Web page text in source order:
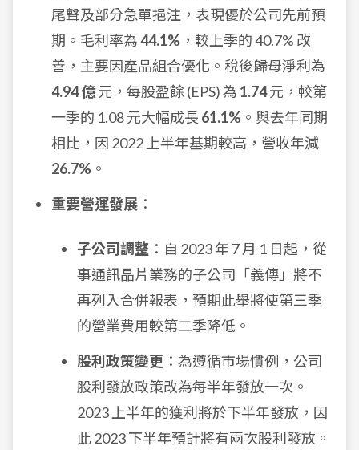
尾聲及部分急單挹注，表現優於公司先前預
期。毛利率為44.1% ，較上季的 40.7% 改
善，主要因產品組合優化。稅後歸母淨利為
4.94 億元，每股盈餘 (EPS) 為 1.74元，較第
一季的 1.08 元大幅成長 61.1% 。與去年同期
相比，因 2022 上半年基期較高，營收年減
26.7% 。
重要營運發展 ：
子公司調整 ：自 2023 年 7 月 1 日起，從
事通訊晶片業務的子公司「義傳」將不
再列入合併報表，預期此舉將使第三季
的營業費用較第二季降低。
股利政策變更 ：為遵循市場慣例，公司
股利發放政策改為每半年發放一次。
2023 上半年的獲利將於下半年發放，因
此 2023 下半年預計將有兩次股利發放。